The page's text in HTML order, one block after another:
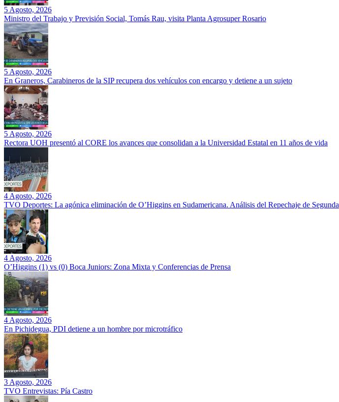
5 Agosto, 2026
Ministro del Trabajo y Previsión Social, Tomás Rau, visita Planta Agrosuper Rosario
5 Agosto, 2026
En Graneros, Carabineros de la SIP recupera dos vehículos con encargo y detiene a un sujeto
5 Agosto, 2026
Rectora UOH presentó al CORE los avances que consolidan a la Universidad Estatal en 11 años de vida
4 Agosto, 2026
TVO Deportes: La agónica eliminación de O’Higgins en Sudamericana. Análisis del Repechaje de Segunda
4 Agosto, 2026
O’Higgins (1) vs (0) Boca Juniors: Zona Mixta y Conferencias de Prensa
4 Agosto, 2026
En Pichidegua, PDI detiene a un hombre por microtráfico
3 Agosto, 2026
TVO Entrevistas: Pía Castro